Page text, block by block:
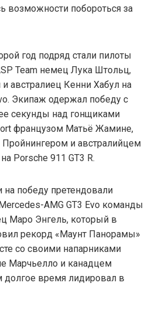
возможности побороться за
год подряд стали пилоты
Team немец Лука Штольц,
австралиец Кенни Хабул на
Экипаж одержал победу с
секунды над гонщиками
французом Матьё Жамине,
и австралийцем
Porsche 911 GT3 R.
победу претендовали
AMG GT3 Evo команды
Маро Энгель, который в
рекорд «Маунт Панорамы»
со своими напарниками
Марчьелло и канадцем
время лидировал в